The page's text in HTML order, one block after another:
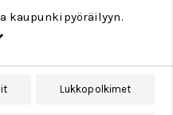
kaupunkipyöräilyyn.
Lukkopolkimet